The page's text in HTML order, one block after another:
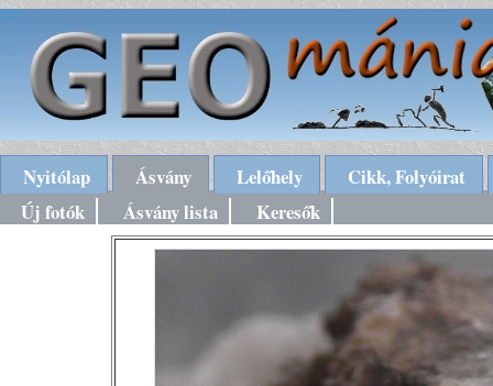
Nyitólap Ásvány Lelőhely
Cikk, Folyóirat
Új fotók
Ásvány lista Keresők